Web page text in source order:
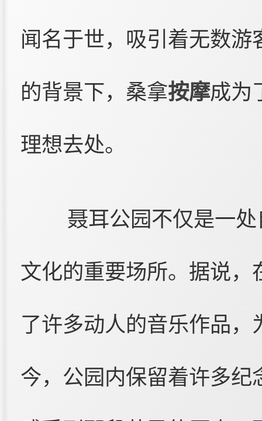
闻名于世，吸引着无数
的背景下，桑拿按摩成为
理想去处。
聂耳公园不仅是一
文化的重要场所。据说
了许多动人的音乐作品
今，公园内保留着许多